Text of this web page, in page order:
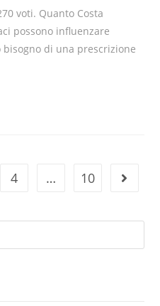
voti. Quanto Costa
possono influenzare
bisogno di una prescrizione
4 … 10